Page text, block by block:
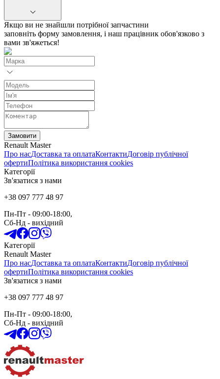
Якщо ви не знайшли потрібної запчастини
заповніть форму замовлення, і наш працівник обов'язково з
вами зв'яжеться!
Замовити
Renault Master
Про насДоставка та оплатаКонтактиДоговір публічної
офертиПолітика використання cookies
Категорії
Зв'язатися з нами
+38 097 777 48 97
Пн-Пт - 09:00-18:00,
Сб-Нд - вихідний
Категорії
Renault Master
Про насДоставка та оплатаКонтактиДоговір публічної
офертиПолітика використання cookies
Зв'язатися з нами
+38 097 777 48 97
Пн-Пт - 09:00-18:00,
Сб-Нд - вихідний